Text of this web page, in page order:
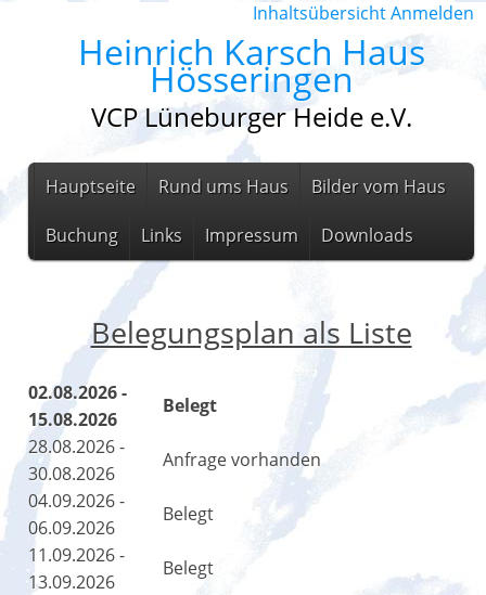
InhaltsübersichtAnmelden
Heinrich Karsch Haus
Hösseringen
VCP Lüneburger Heide e.V.
Hauptseite Rund ums Haus Bilder vom Haus
Buchung Links Impressum Downloads
Belegungsplan als Liste
02.08.2026 -
15.08.2026
Belegt
28.08.2026 -
30.08.2026
Anfrage vorhanden
04.09.2026 -
06.09.2026
Belegt
11.09.2026 -
13.09.2026
Belegt